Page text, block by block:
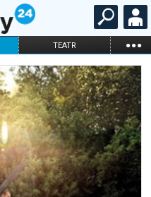
TEATR ...
STAND-UP
KARNETY